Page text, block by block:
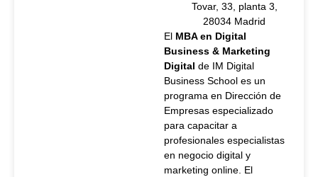
Tovar, 33, planta 3,
28034 Madrid
El MBA en Digital
Business & Marketing
Digital de IM Digital
Business School es un
programa en Dirección de
Empresas especializado
para capacitar a
profesionales especialistas
en negocio digital y
marketing online. El